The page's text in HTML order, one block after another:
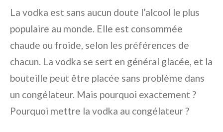
La vodka est sans aucun doute l’alcool le plus
populaire au monde. Elle est consommée
chaude ou froide, selon les préférences de
chacun. La vodka se sert en général glacée, et la
bouteille peut être placée sans problème dans
un congélateur. Mais pourquoi exactement ?
Pourquoi mettre la vodka au congélateur ?